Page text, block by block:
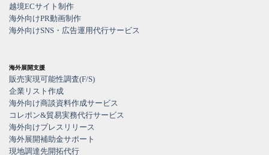
越境ECサイト制作
海外向けPR動画制作
海外向けSNS・広告運用代行サービス
海外展開支援
販売実現可能性調査(F/S)
企業リスト作成
海外向け商談資料作成サービス
コレポン&貿易実務代行サービス
海外向けプレスリリース
海外展開補助金サポート
現地調達先開拓代行